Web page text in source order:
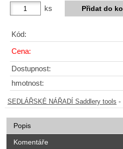
ks
Kód:
Cena:
Dostupnost:
hmotnost:
SEDLÁŘSKÉ NÁŘADÍ Saddlery tools -
Popis
Komentáře